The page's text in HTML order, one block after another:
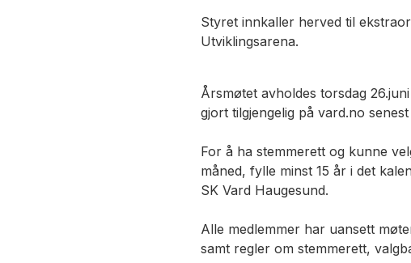
Styret innkaller herved til
Utviklingsarena.
Årsmøtet avholdes torsdag
gjort tilgjengelig på vard.no
For å ha stemmerett og kunne
måned, fylle minst 15 år i det
SK Vard Haugesund.
Alle medlemmer har uansett
samt regler om stemmerett,